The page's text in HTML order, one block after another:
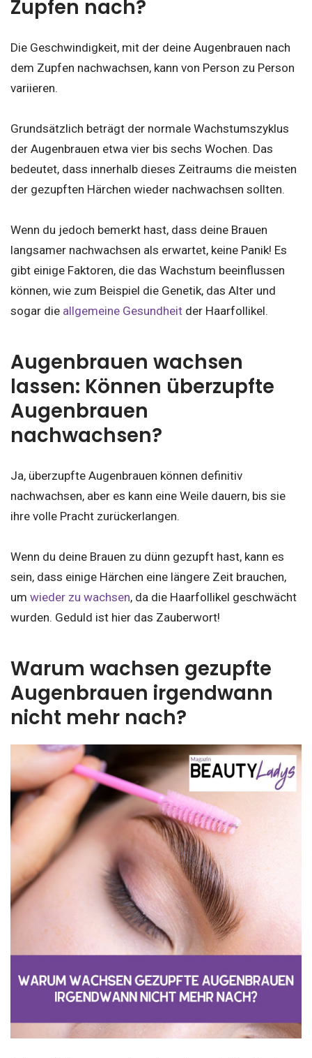
Zupfen nach?
Die Geschwindigkeit, mit der deine Augenbrauen nach
dem Zupfen nachwachsen, kann von Person zu Person
variieren.
Grundsätzlich beträgt der normale Wachstumszyklus
der Augenbrauen etwa vier bis sechs Wochen. Das
bedeutet, dass innerhalb dieses Zeitraums die meisten
der gezupften Härchen wieder nachwachsen sollten.
Wenn du jedoch bemerkt hast, dass deine Brauen
langsamer nachwachsen als erwartet, keine Panik! Es
gibt einige Faktoren, die das Wachstum beeinflussen
können, wie zum Beispiel die Genetik, das Alter und
sogar die allgemeine Gesundheit der Haarfollikel.
Augenbrauen wachsen
lassen: Können überzupfte
Augenbrauen
nachwachsen?
Ja, überzupfte Augenbrauen können definitiv
nachwachsen, aber es kann eine Weile dauern, bis sie
ihre volle Pracht zurückerlangen.
Wenn du deine Brauen zu dünn gezupft hast, kann es
sein, dass einige Härchen eine längere Zeit brauchen,
um wieder zu wachsen, da die Haarfollikel geschwächt
wurden. Geduld ist hier das Zauberwort!
Warum wachsen gezupfte
Augenbrauen irgendwann
nicht mehr nach?